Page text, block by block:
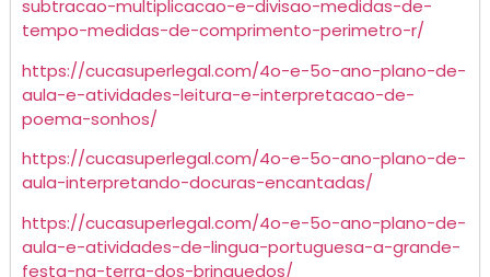
subtracao-multiplicacao-e-divisao-medidas-de-
tempo-medidas-de-comprimento-perimetro-r/
https://cucasuperlegal.com/4o-e-5o-ano-plano-de-
aula-e-atividades-leitura-e-interpretacao-de-
poema-sonhos/
https://cucasuperlegal.com/4o-e-5o-ano-plano-de-
aula-interpretando-docuras-encantadas/
https://cucasuperlegal.com/4o-e-5o-ano-plano-de-
aula-e-atividades-de-lingua-portuguesa-a-grande-
festa-na-terra-dos-brinquedos/